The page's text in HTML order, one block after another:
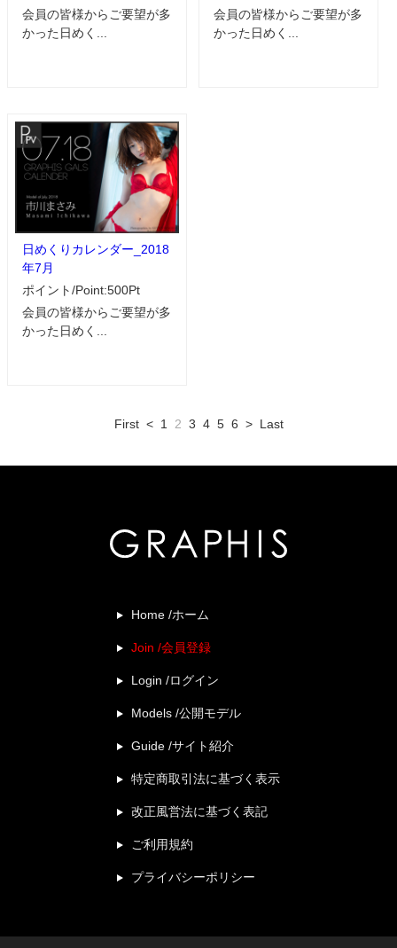
会員の皆様からご要望が多
かった日めく...
会員の皆様からご要望が多
かった日めく...
日めくりカレンダー_2018
年7月
ポイント/Point:500Pt
会員の皆様からご要望が多
かった日めく...
First < 1 2 3 4 5 6 > Last
Home /ホーム
Join /会員登録
Login /ログイン
Models /公開モデル
Guide /サイト紹介
特定商取引法に基づく表示
改正風営法に基づく表記
ご利用規約
プライバシーポリシー